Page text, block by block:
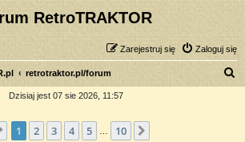
RetroTRAKTOR
Zaloguj się
Zarejestruj się
retrotraktor.pl/forum
Dzisiaj jest 07 sie 2026, 11:57
Strona z10
1 2 3 4 5 10